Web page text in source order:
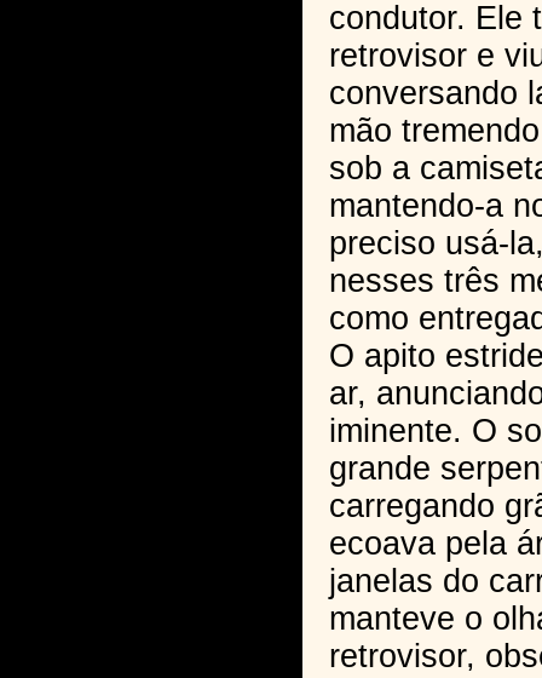
condutor. Ele
retrovisor e
conversando
mão
sob a
mantendo-a
preciso usá-
nesses três
como
O apito
ar,
iminente. O
grande
carregando
ecoava pela
janelas do
manteve o
retrovisor,